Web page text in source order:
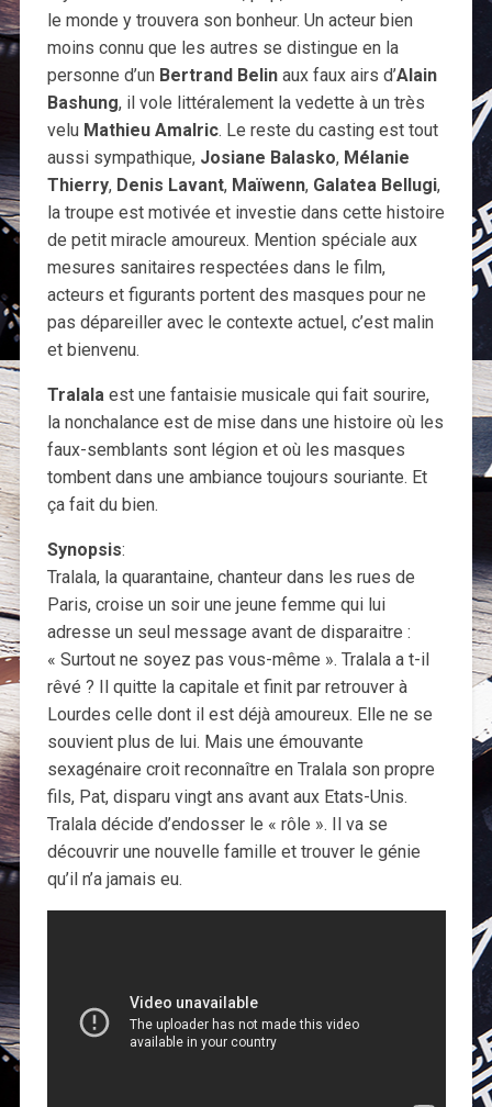
le monde y trouvera son bonheur. Un acteur bien
moins connu que les autres se distingue en la
personne d’un Bertrand Belinaux faux airs d’Alain
Bashung, il vole littéralement la vedette à un très
velu Mathieu Amalric. Le reste du casting est tout
aussi sympathique, Josiane Balasko, Mélanie
Thierry, Denis Lavant, Maïwenn, Galatea Bellugi,
la troupe est motivée et investie dans cette histoire
de petit miracle amoureux. Mention spéciale aux
mesures sanitaires respectées dans le film,
acteurs et figurants portent des masques pour ne
pas dépareiller avec le contexte actuel, c’est malin
et bienvenu.
Tralala est une fantaisie musicale qui fait sourire,
la nonchalance est de mise dans une histoire où les
faux-semblants sont légion et où les masques
tombent dans une ambiance toujours souriante. Et
ça fait du bien.
Synopsis:
Tralala, la quarantaine, chanteur dans les rues de
Paris, croise un soir une jeune femme qui lui
adresse un seul message avant de disparaitre :
« Surtout ne soyez pas vous-même ». Tralala a t-il
rêvé ? Il quitte la capitale et finit par retrouver à
Lourdes celle dont il est déjà amoureux. Elle ne se
souvient plus de lui. Mais une émouvante
sexagénaire croit reconnaître en Tralala son propre
fils, Pat, disparu vingt ans avant aux Etats-Unis.
Tralala décide d’endosser le « rôle ». Il va se
découvrir une nouvelle famille et trouver le génie
qu’il n’a jamais eu.